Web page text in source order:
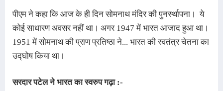
पीएम ने कहा कि आज के ही दिन सोमनाथ मंदिर की पुनर्स्थापना । ये
कोई साधारण अवसर नहीं था। अगर 1947 में भारत आजाद हुआ था
1951 में सोमनाथ की प्राण प्रतिष्ठा ने... भारत की स्वतंत्र चेतना का
उद्घोष किया था।
सरदार पटेल ने भारत का स्वरुप गढ़ा :-